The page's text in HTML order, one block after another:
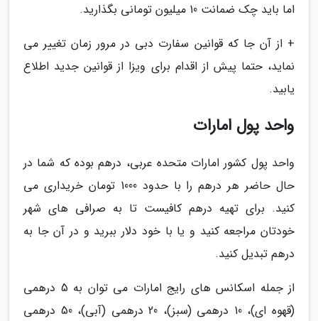
اما باید چک ضمانت 10 میلیون تومانی بگذارید.
+ از آن جا که قوانین سفارت دبی در مرور زمان تغییر می
نماید، حتما پیش از اقدام برای ویزا از قوانین جدید اطلاع
یابید.
واحد پول امارات
واحد پول کشور امارات متحده عربی، درهم بوده که شما در
حال حاضر هر درهم را با حدود 1000 تومان خریداری می
کنید. برای تهیه درهم کافیست تا به صرافی های شهر
خودتان مراجعه کنید و یا با خود دلار ببرید و در آن جا به
درهم تبدیل کنید.
از جمله اسکانس های رایج امارات می توان به 5 درهمی
(قهوه ای)، 10 درهمی (سبز)، 20 درهمی (آبی)، 50 درهمی